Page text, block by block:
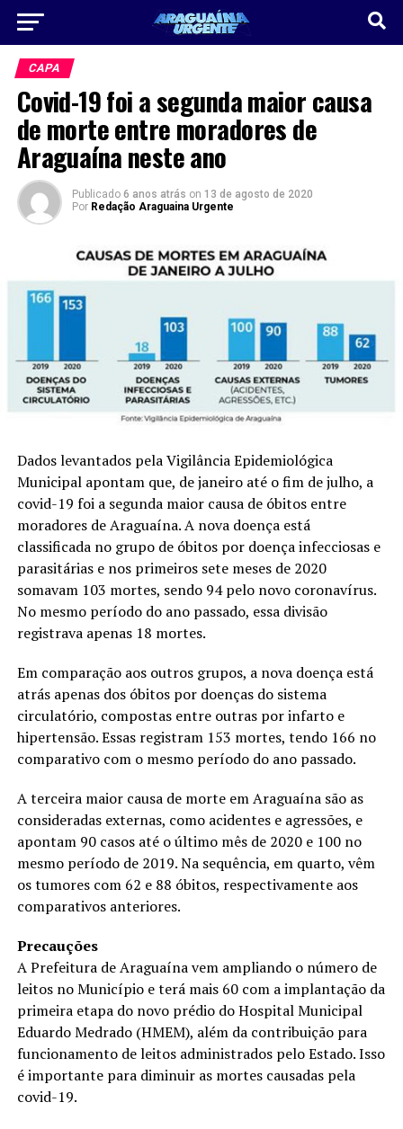
CAPA
Covid-19 foi a segunda maior causa
de morte entre moradores de
Araguaína neste ano
Publicado 6 anos atrás on 13 de agosto de 2020
Por Redação Araguaina Urgente
Dados levantados pela Vigilância Epidemiológica
Municipal apontam que, de janeiro até o fim de julho, a
covid-19 foi a segunda maior causa de óbitos entre
moradores de Araguaína. A nova doença está
classificada no grupo de óbitos por doença infecciosas e
parasitárias e nos primeiros sete meses de 2020
somavam 103 mortes, sendo 94 pelo novo coronavírus.
No mesmo período do ano passado, essa divisão
registrava apenas 18 mortes.
Em comparação aos outros grupos, a nova doença está
atrás apenas dos óbitos por doenças do sistema
circulatório, compostas entre outras por infarto e
hipertensão. Essas registram 153 mortes, tendo 166 no
comparativo com o mesmo período do ano passado.
A terceira maior causa de morte em Araguaína são as
consideradas externas, como acidentes e agressões, e
apontam 90 casos até o último mês de 2020 e 100 no
mesmo período de 2019. Na sequência, em quarto, vêm
os tumores com 62 e 88 óbitos, respectivamente aos
comparativos anteriores.
Precauções
A Prefeitura de Araguaína vem ampliando o número de
leitos no Município e terá mais 60 com a implantação da
primeira etapa do novo prédio do Hospital Municipal
Eduardo Medrado (HMEM), além da contribuição para
funcionamento de leitos administrados pelo Estado. Isso
é importante para diminuir as mortes causadas pela
covid-19.